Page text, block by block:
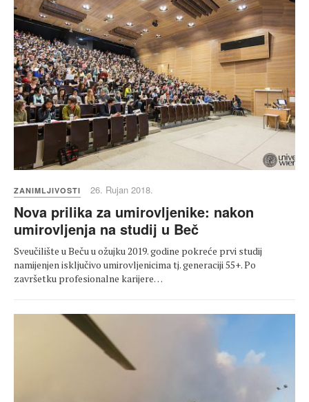
ZANIMLJIVOSTI 26. Rujan 2018.
Nova prilika za umirovljenike: nakon
umirovljenja na studij u Beč
Sveučilište u Beču u ožujku 2019. godine pokreće prvi studij
namijenjen isključivo umirovljenicima tj. generaciji 55+. Po
završetku profesionalne karijere…